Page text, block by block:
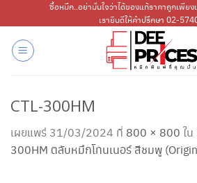
ไป
เนื้อหา
ซื้อหมึก..อย่ามั่นใจว่าได้ของแท้ราคาถูกเพีย
เรายินดีให้คำปรึกษา 02-
CTL-300HM
เผยแพร่ 31/03/2024 ที่ 800 × 800 ใน
300HM ตลับหมึกโทนเนอร์ สีชมพู